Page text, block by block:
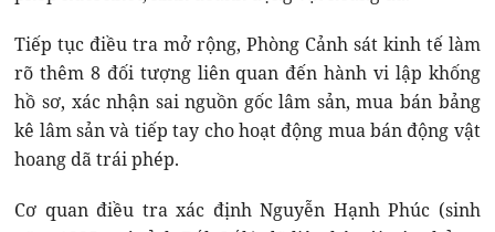
Tiếp tục điều tra mở rộng, Phòng Cảnh sát kinh tế làm
rõ thêm 8 đối tượng liên quan đến hành vi lập khống
hồ sơ, xác nhận sai nguồn gốc lâm sản, mua bán bảng
kê lâm sản và tiếp tay cho hoạt động mua bán động vật
hoang dã trái phép.
Cơ quan điều tra xác định Nguyễn Hạnh Phúc (sinh